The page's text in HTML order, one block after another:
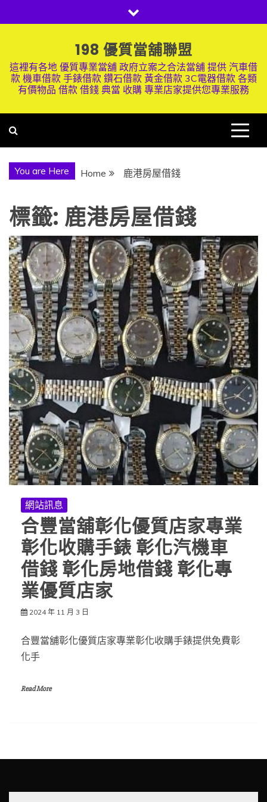
to
198 優質當舖聯盟
這裡有各地 優質專業當舖 政府立案之合法當舖 提供 汽車借
款 機車借款 手錶借款 鑽石借款 黃金借款 3C電器借款 各類
有價物品 借款 借錢 典當 收購 專業店家提供您專業服務
You are Here Home 鹿港房屋借錢
標籤: 鹿港房屋借錢
網站訊息
合豐當舖彰化優質店家專業
彰化收購手錶 彰化汽機車
借錢 彰化房地借錢 彰化專
業優質店家
2024 年 11 月 3 日
合豐當舖彰化優質店家專業彰化收購手錶提供免費彰
化手
Read More